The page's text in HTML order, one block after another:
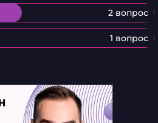
2 вопрос
1 вопрос